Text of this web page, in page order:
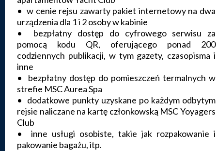
• w cenie rejsu zawarty pakiet internetowy na dwa
urządzenia dla 1 i 2 osoby w kabinie
• bezpłatny dostęp do cyfrowego serwisu za
pomocą kodu QR, oferującego ponad 200
codziennych publikacji, w tym gazety, czasopisma i
inne
• bezpłatny dostęp do pomieszczeń termalnych w
strefie MSC Aurea Spa
• dodatkowe punkty uzyskane po każdym odbytym
rejsie naliczane na kartę członkowską MSC Yoyagers
Club
• inne usługi osobiste, takie jak rozpakowanie i
pakowanie bagażu, itp.